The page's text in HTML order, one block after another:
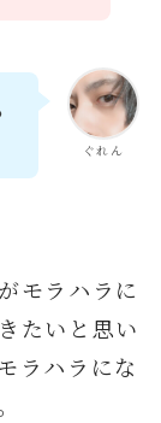
ぐれん
モラハラに
たいと思い
ラハラにな